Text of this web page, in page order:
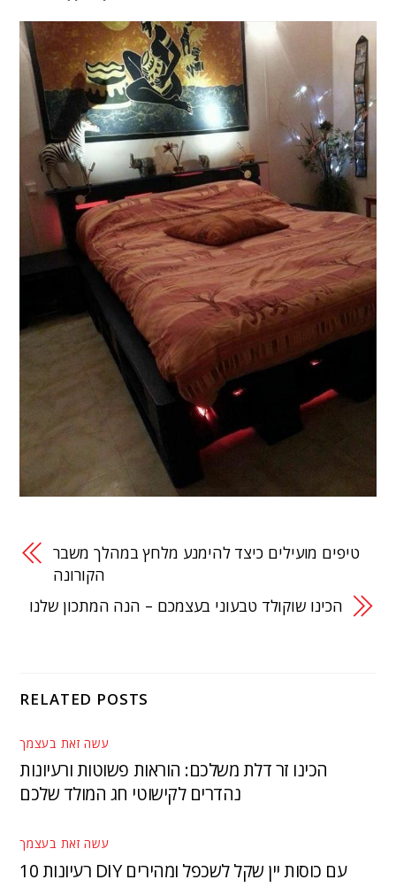
טיפים מועילים כיצד להימנע מלחץ במהלך משבר
הקורונה
הכינו שוקולד טבעוני בעצמכם – הנה המתכון שלנו
RELATED POSTS
עשה זאת בעצמך
הכינו זר דלת משלכם: הוראות פשוטות ורעיונות
נהדרים לקישוטי חג המולד שלכם
עשה זאת בעצמך
10 רעיונות DIY עם כוסות יין שקל לשכפל ומהירים